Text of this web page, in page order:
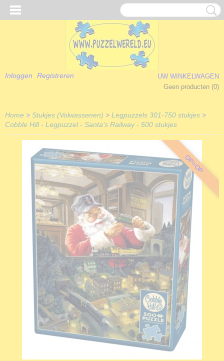
Inloggen Registreren
UW WINKELWAGEN
Geen producten (0)
Home > Stukjes (Volwassenen) > Legpuzzels 301-750 stukjes >
Cobble Hill - Legpuzzel - Santa's Railway - 500 stukjes
OP=OP